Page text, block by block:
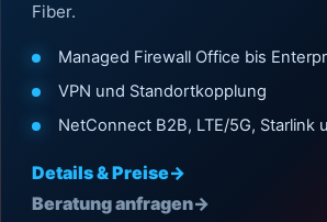
Fiber.
Managed Firewall Office bis
VPN und Standortkopplung
NetConnect B2B, LTE/5G, Starlink
Details & Preise→
Beratung anfragen→